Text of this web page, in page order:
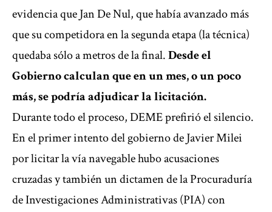
evidencia que Jan De Nul, que había avanzado más
que su competidora en la segunda etapa (la técnica)
quedaba sólo a metros de la final.Desde el
Gobierno calculan que en un mes, o un poco
más, se podría adjudicar la licitación.
Durante todo el proceso, DEME prefirió el silencio.
En el primer intento del gobierno de Javier Milei
por licitar la vía navegable hubo acusaciones
cruzadas y también un dictamen de la Procuraduría
de Investigaciones Administrativas (PIA) con